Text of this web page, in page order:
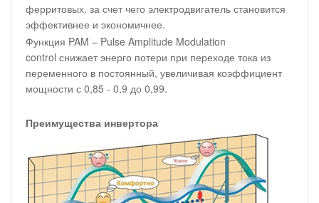
ферритовых, за счет чего электродвигатель становится
эффективнее и экономичнее.
Функция PAM – Pulse Amplitude Modulation
control снижает энерго потери при переходе тока из
переменного в постоянный, увеличивая коэффициент
мощности с 0,85 - 0,9 до 0,99.
Преимущества инвертора